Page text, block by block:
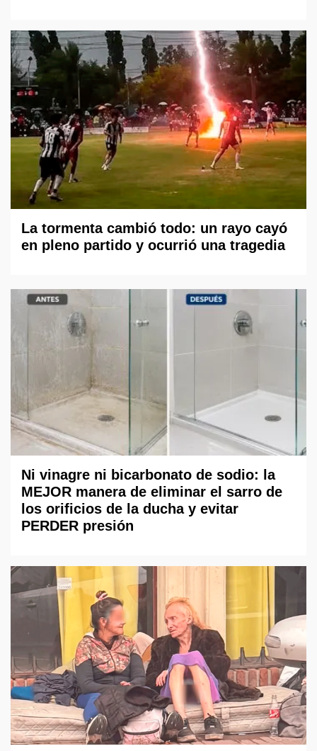
La tormenta cambió todo: un rayo cayó
en pleno partido y ocurrió una tragedia
Ni vinagre ni bicarbonato de sodio: la
MEJOR manera de eliminar el sarro de
los orificios de la ducha y evitar
PERDER presión